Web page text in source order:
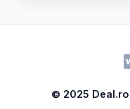
© 2025